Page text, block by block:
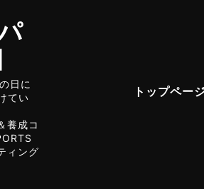
日に
てい
養成コ
ィング
トップペー